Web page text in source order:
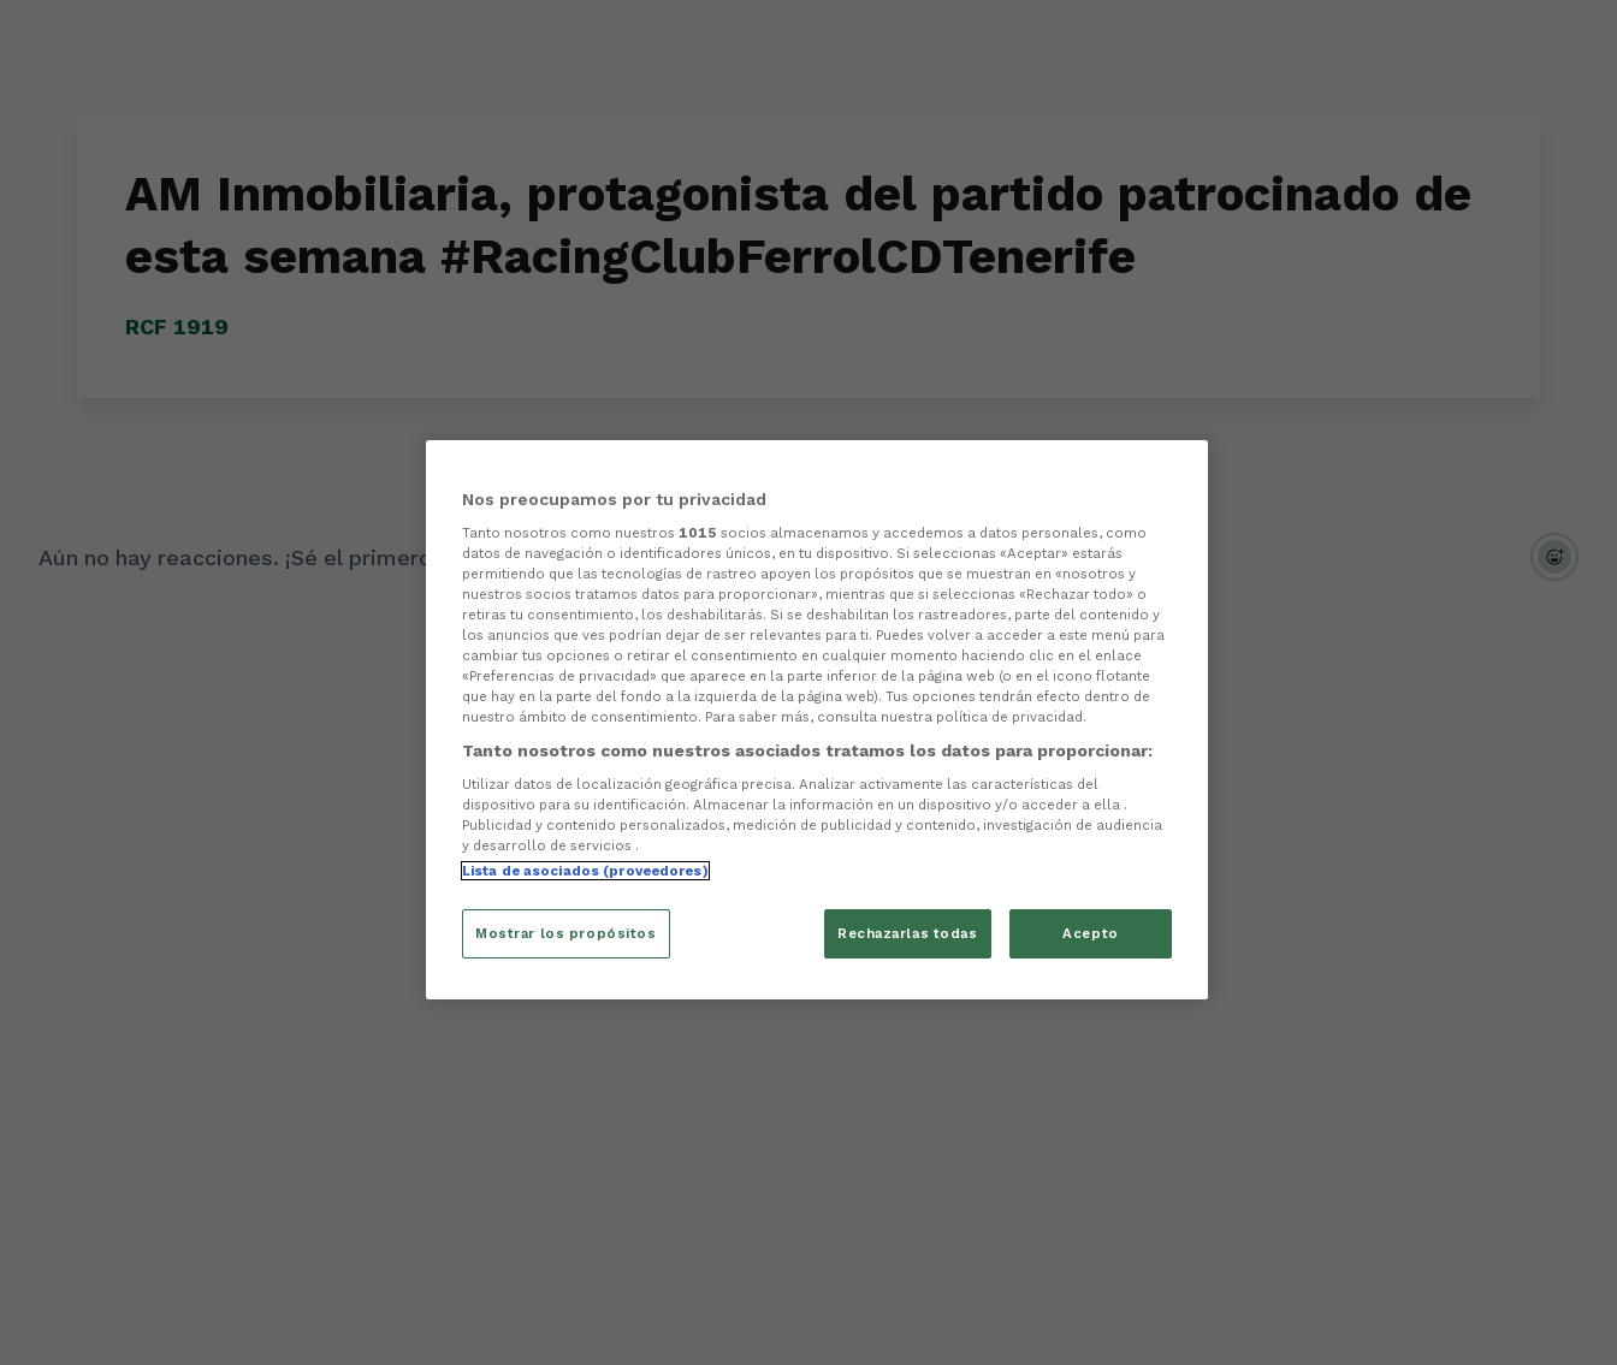
AM Inmobiliaria, protagonista del partido patrocinado de
esta semana #RacingClubFerrolCDTenerife
RCF 1919
Aún no hay reacciones. ¡Sé el primero!
Nos preocupamos por tu privacidad
Tanto nosotros como nuestros 1015 socios almacenamos y accedemos a datos personales, como
datos de navegación o identificadores únicos, en tu dispositivo. Si seleccionas «Aceptar» estarás
permitiendo que las tecnologías de rastreo apoyen los propósitos que se muestran en «nosotros y
nuestros socios tratamos datos para proporcionar», mientras que si seleccionas «Rechazar todo» o
retiras tu consentimiento, los deshabilitarás. Si se deshabilitan los rastreadores, parte del contenido y
los anuncios que ves podrían dejar de ser relevantes para ti. Puedes volver a acceder a este menú para
cambiar tus opciones o retirar el consentimiento en cualquier momento haciendo clic en el enlace
«Preferencias de privacidad» que aparece en la parte inferior de la página web (o en el icono flotante
que hay en la parte del fondo a la izquierda de la página web). Tus opciones tendrán efecto dentro de
nuestro ámbito de consentimiento. Para saber más, consulta nuestra política de privacidad.
Tanto nosotros como nuestros asociados tratamos los datos para proporcionar:
Utilizar datos de localización geográfica precisa. Analizar activamente las características del
dispositivo para su identificación. Almacenar la información en un dispositivo y/o acceder a ella .
Publicidad y contenido personalizados, medición de publicidad y contenido, investigación de audiencia
y desarrollo de servicios .
Lista de asociados (proveedores)
Rechazarlas todas Acepto
Mostrar los propósitos